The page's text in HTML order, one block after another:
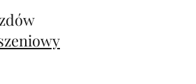
marką biura podróży wpisanego do
i Pośredników Turystycznych oraz
na rzecz klientów.